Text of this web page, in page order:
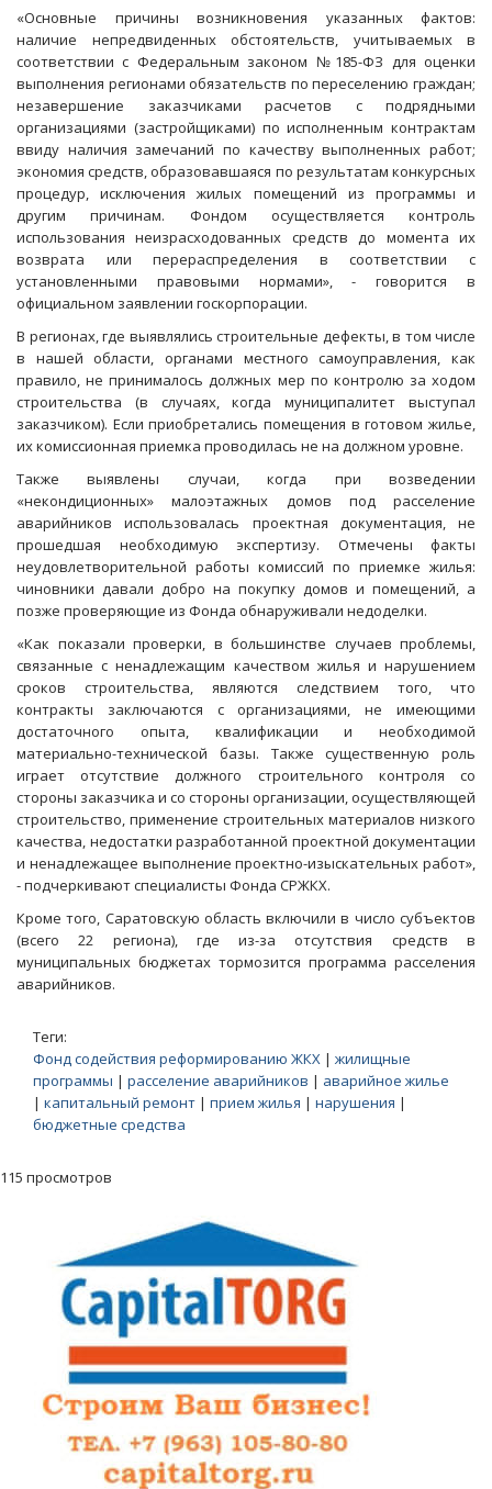
«Основные причины возникновения указанных фактов:
наличие непредвиденных обстоятельств, учитываемых в
соответствии с Федеральным законом №185-ФЗ для оценки
выполнения регионами обязательств по переселению граждан;
незавершение заказчиками расчетов с подрядными
организациями (застройщиками) по исполненным контрактам
ввиду наличия замечаний по качеству выполненных работ;
экономия средств, образовавшаяся по результатам конкурсных
процедур, исключения жилых помещений из программы и
другим причинам. Фондом осуществляется контроль
использования неизрасходованных средств до момента их
возврата или перераспределения в соответствии с
установленными правовыми нормами», - говорится в
официальном заявлении госкорпорации.
В регионах, где выявлялись строительные дефекты, в том числе
в нашей области, органами местного самоуправления, как
правило, не принималось должных мер по контролю за ходом
строительства (в случаях, когда муниципалитет выступал
заказчиком). Если приобретались помещения в готовом жилье,
их комиссионная приемка проводилась не на должном уровне.
Также выявлены случаи, когда при возведении
«некондиционных» малоэтажных домов под расселение
аварийников использовалась проектная документация, не
прошедшая необходимую экспертизу. Отмечены факты
неудовлетворительной работы комиссий по приемке жилья:
чиновники давали добро на покупку домов и помещений, а
позже проверяющие из Фонда обнаруживали недоделки.
«Как показали проверки, в большинстве случаев проблемы,
связанные с ненадлежащим качеством жилья и нарушением
сроков строительства, являются следствием того, что
контракты заключаются с организациями, не имеющими
достаточного опыта, квалификации и необходимой
материально-технической базы. Также существенную роль
играет отсутствие должного строительного контроля со
стороны заказчика и со стороны организации, осуществляющей
строительство, применение строительных материалов низкого
качества, недостатки разработанной проектной документации
и ненадлежащее выполнение проектно-изыскательных работ»,
- подчеркивают специалисты Фонда СРЖКХ.
Кроме того, Саратовскую область включили в число субъектов
(всего 22 региона), где из-за отсутствия средств в
муниципальных бюджетах тормозится программа расселения
аварийников.
Теги:
Фонд содействия реформированию ЖКХ | жилищные
программы | расселение аварийников | аварийное жилье
| капитальный ремонт | прием жилья | нарушения |
бюджетные средства
115 просмотров